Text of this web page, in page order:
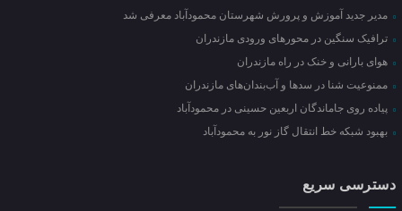
مدیر جدید آموزش و پرورش شهرستان محمودآباد معرفی شد
ترافیک سنگین در محور‌های ورودی مازندران
هوای بارانی و خنک در راه مازندران
ممنوعیت شنا در سدها و آب‌بندان‌‌های مازندران
پیاده روی جاماندگان اربعین حسینی در محمودآباد
بهبود شبکه خط انتقال گاز نور به محمودآباد
دسترسی سریع